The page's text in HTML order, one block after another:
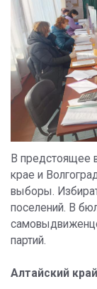
В предстоящее
крае и
выборы.
поселений. В
партий.
Алтайский край